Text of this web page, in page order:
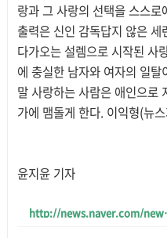
랑과 그 사랑의 선택을 스스
출력은 신인 감독답지 않은
다가오는 설렘으로 시작된 사
에 충실한 남자와 여자의 일
말 사랑하는 사람은 애인으로
가에 맴돌게 한다. 이익형(뉴
윤지윤 기자
http://